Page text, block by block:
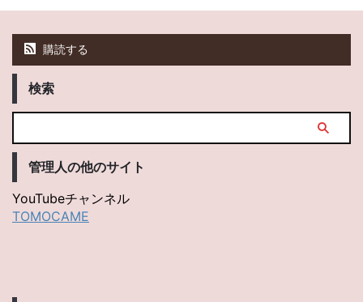
購読する
検索
管理人の他のサイト
YouTubeチャンネル
TOMOCAME